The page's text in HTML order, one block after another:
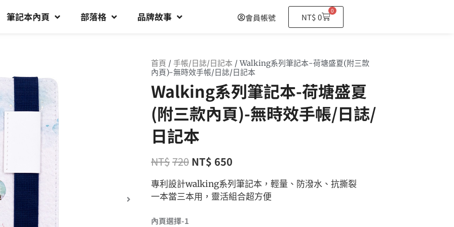
筆記本內頁 部落格 品牌故事 會員帳號 NT$0
0
購
物
首頁 / 手帳/日誌/日記本 / Walking系列筆記本-荷塘盛夏(附三款
內頁)-無時效手帳/日誌/日記本
Walking系列筆記本-荷塘盛夏
(附三款內頁)-無時效手帳/日誌/
日記本
NT$720 NT$ 650
專利設計walking系列筆記本，輕量、防潑水、抗撕裂
一本當三本用，靈活組合超方便
內頁選擇-1